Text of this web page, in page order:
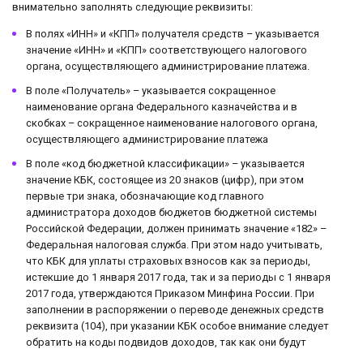
внимательно заполнять следующие реквизиты:
В полях «ИНН» и «КПП» получателя средств – указывается
значение «ИНН» и «КПП» соответствующего налогового
органа, осуществляющего администрирование платежа.
В поле «Получатель» – указывается сокращенное
наименование органа Федерального казначейства и в
скобках – сокращенное наименование налогового органа,
осуществляющего администрирование платежа
В поле «код бюджетной классификации» – указывается
значение КБК, состоящее из 20 знаков (цифр), при этом
первые три знака, обозначающие код главного
администратора доходов бюджетов бюджетной системы
Российской Федерации, должен принимать значение «182» –
Федеральная налоговая служба. При этом надо учитывать,
что КБК для уплаты страховых взносов как за периоды,
истекшие до 1 января 2017 года, так и за периоды с 1 января
2017 года, утверждаются Приказом Минфина России. При
заполнении в распоряжении о переводе денежных средств
реквизита (104), при указании КБК особое внимание следует
обратить на коды подвидов доходов, так как они будут